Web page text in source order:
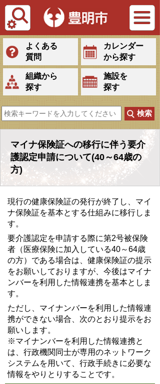
Tiếng Việt
よくある
質問
カレンダー
から探す
組織から
探す
施設を
探す
マイナ保険証への移行に伴う要介
護認定申請について(40～64歳の
方)
現行の健康保険証の発行が終了し、マイ
ナ保険証を基本とする仕組みに移行しま
す。
要介護認定を申請する際に第2号被保険
者（医療保険に加入している40～64歳
の方）である場合は、健康保険証の提示
をお願いしておりますが、今後はマイナ
ンバーを利用した情報連携を基本としま
す。
ただし、マイナンバーを利用した情報連
携ができない場合、次のとおり提示をお
願いします。
※マイナンバーを利用した情報連携と
は、行政機関同士が専用のネットワーク
システムを用いて、行政手続きに必要な
情報をやりとりすることです。